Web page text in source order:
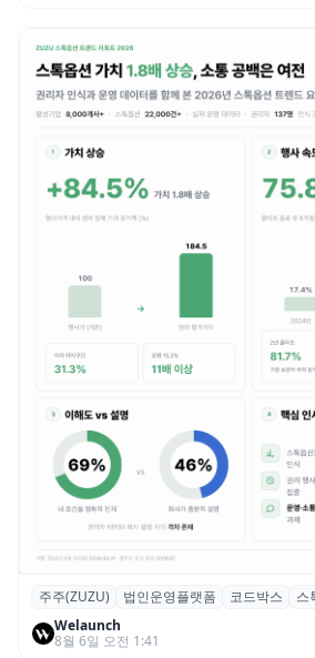
스톡옵션 취소율 2년 만에
권리 발생 즉시 행사 비중도
주주(ZUZU) 법인운영플랫폼 코드박스
스
Welaunch
8월 6일 오전 1:41